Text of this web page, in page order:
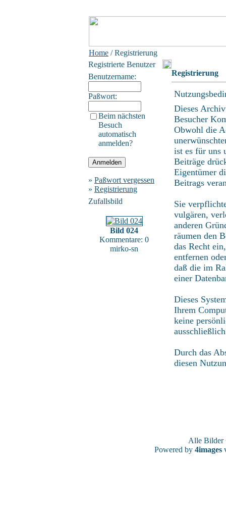
Home / Registrierung
Registrierte Benutzer
Benutzername:
Paßwort:
Beim nächsten
Besuch
automatisch
anmelden?
» Paßwort vergessen
» Registrierung
Zufallsbild
Bild 024
Kommentare: 0
mirko-sn
Registrierung
Dieses
Besucher
Obwohl die
ist es für uns
Beiträge
Eigentümer
Beitrags
Sie
vulgären,
anderen
räumen den
das Recht
entfernen
daß die im
einer
Dieses
Ihrem
keine
Durch das
diesen
Alle
Powered by 4images